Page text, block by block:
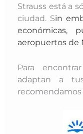
Strauss está a
ciudad. Sin
económicas,
aeropuertos
Para
adaptan a